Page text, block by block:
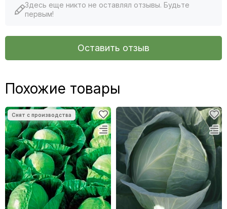
Здесь еще никто не оставлял отзывы. Будьте
первым!
Оставить отзыв
Похожие товары